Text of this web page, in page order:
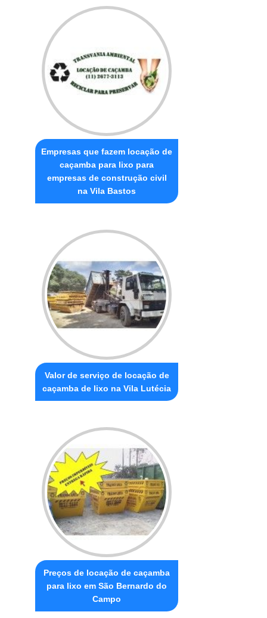
Empresas que fazem locação de
caçamba para lixo para
empresas de construção civil
na Vila Bastos
Valor de serviço de locação de
caçamba de lixo na Vila Lutécia
Preços de locação de caçamba
para lixo em São Bernardo do
Campo